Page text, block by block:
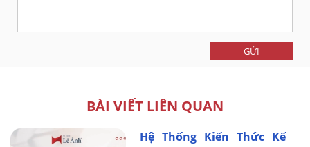
GỬI
BÀI VIẾT LIÊN QUAN
Hệ Thống Kiến Thức Kế